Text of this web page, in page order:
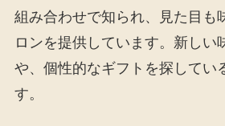
組み合わせで知られ、見た目も
ロンを提供しています。新しい
や、個性的なギフトを探してい
す。